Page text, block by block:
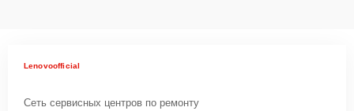
Lenovoofficial
Сеть сервисных центров по ремонту